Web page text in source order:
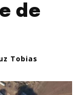
de
Tobias